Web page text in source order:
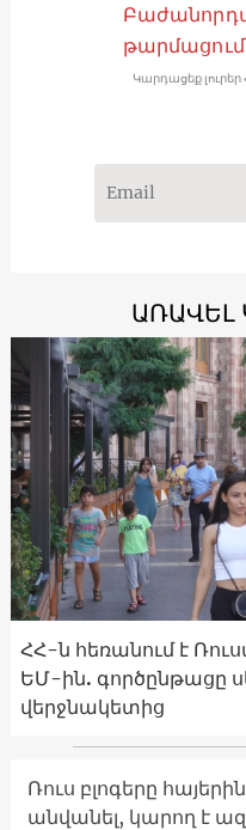
Կարդացեք
ԱՌԱՎԵԼ
ՀՀ-ն հեռանում է
ԵՄ-ին. գործընթացը
վերջնակետից
Ռուս բլոգերը
անվանել, կարող է